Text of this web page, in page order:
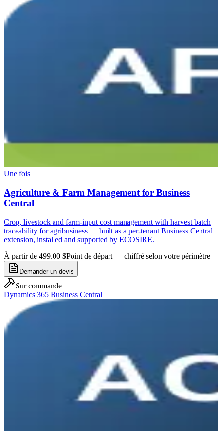
Une fois
Agriculture & Farm Management for Business
Central
Crop, livestock and farm-input cost management with harvest batch
traceability for agribusiness — built as a per-tenant Business Central
extension, installed and supported by ECOSIRE.
À partir de 499.00 $Point de départ — chiffré selon votre périmètre
Demander un devis
Sur commande
Dynamics 365 Business Central